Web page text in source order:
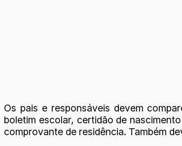
Os pais e responsáveis devem
boletim escolar, certidão de
comprovante de residência. Também